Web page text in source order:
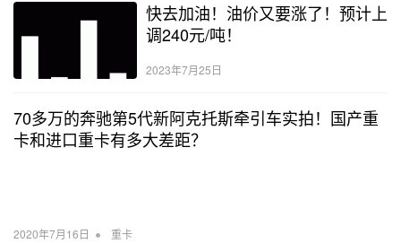
快去加油！油价又要涨了！预计上
调240元/吨！
2023年7月25日
70多万的奔驰第5代新阿克托斯牵引车实拍！国产重
卡和进口重卡有多大差距？
2020年7月16日 • 重卡